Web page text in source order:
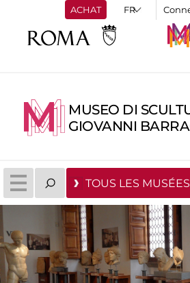
ACHAT
MUSEO DI
GIOVANNI
TOUS LES